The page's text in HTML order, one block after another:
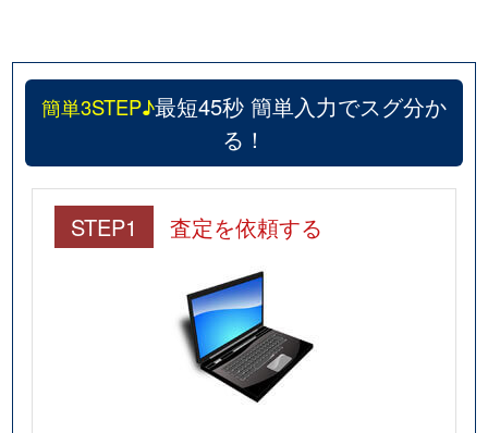
簡単3STEP♪最短45秒 簡単入力でスグ分か
る！
STEP1 査定を依頼する